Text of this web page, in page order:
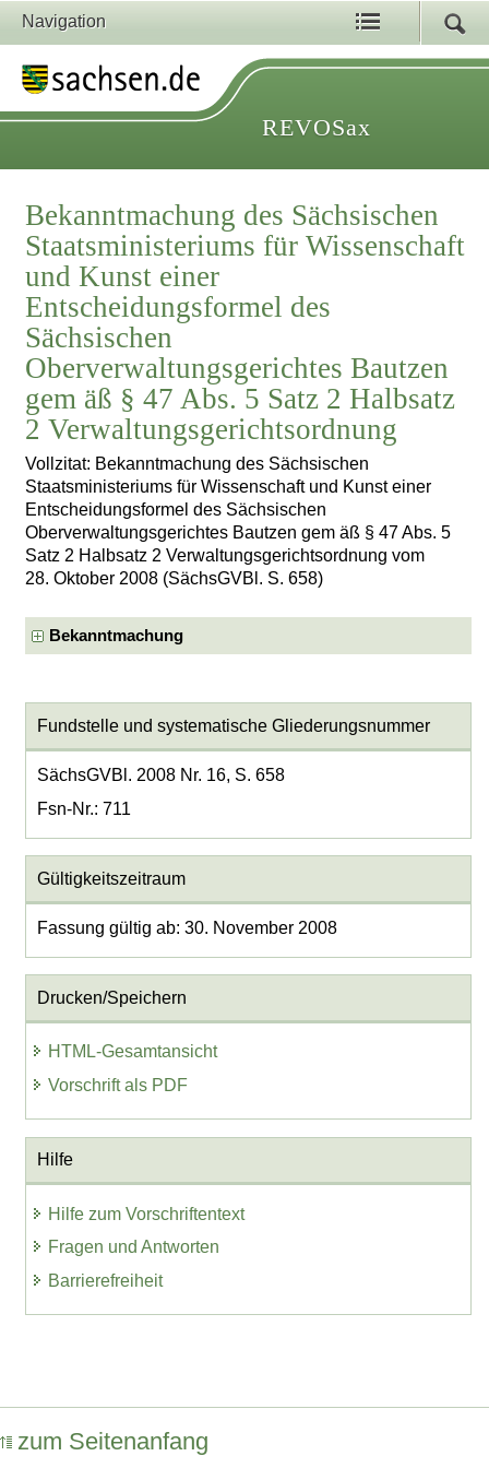
Navigation
REVOSax
Bekanntmachung des Sächsischen
Staatsministeriums für Wissenschaft
und Kunst einer
Entscheidungsformel des
Sächsischen
Oberverwaltungsgerichtes Bautzen
gem äß § 47 Abs. 5 Satz 2 Halbsatz
2 Verwaltungsgerichtsordnung
Vollzitat: Bekanntmachung des Sächsischen
Staatsministeriums für Wissenschaft und Kunst einer
Entscheidungsformel des Sächsischen
Oberverwaltungsgerichtes Bautzen gem äß § 47 Abs. 5
Satz 2 Halbsatz 2 Verwaltungsgerichtsordnung vom
28. Oktober 2008 (SächsGVBl. S. 658)
Bekanntmachung
Fundstelle und systematische Gliederungsnummer
SächsGVBl. 2008 Nr. 16, S. 658
Fsn-Nr.: 711
Gültigkeitszeitraum
Fassung gültig ab: 30. November 2008
Drucken/Speichern
HTML-Gesamtansicht
Vorschrift als PDF
Hilfe
Hilfe zum Vorschriftentext
Fragen und Antworten
Barrierefreiheit
zum Seitenanfang